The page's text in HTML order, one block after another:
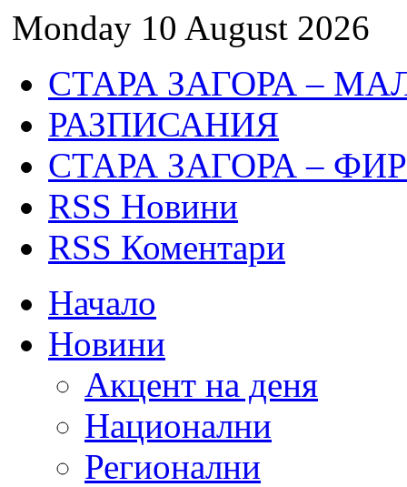
Monday 10 August 2026
СТАРА ЗАГОРА –
РАЗПИСАНИЯ
СТАРА ЗАГОРА –
RSS Новини
RSS Коментари
Начало
Новини
Акцент на деня
Национални
Регионални